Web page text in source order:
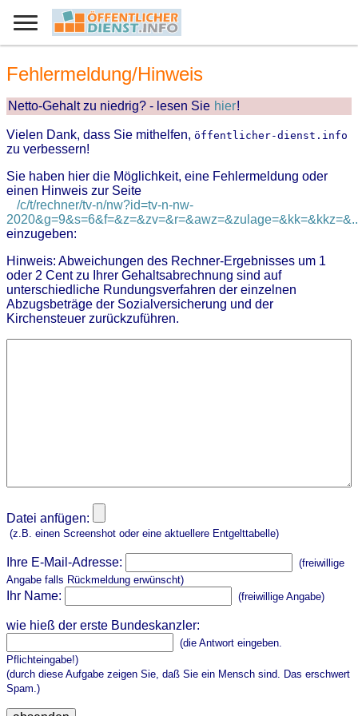
Fehlermeldung/Hinweis
Netto-Gehalt zu niedrig? - lesen Sie hier!
Vielen Dank, dass Sie mithelfen, öffentlicher-dienst.info
zu verbessern!
Sie haben hier die Möglichkeit, eine Fehlermeldung oder
einen Hinweis zur Seite
/c/t/rechner/tv-n/nw?id=tv-n-nw-
einzugeben:
Hinweis: Abweichungen des Rechner-Ergebnisses um 1
oder 2 Cent zu Ihrer Gehaltsabrechnung sind auf
unterschiedliche Rundungsverfahren der einzelnen
Abzugsbeträge der Sozialversicherung und der
Kirchensteuer zurückzuführen.
Datei anfügen:
(z.B. einen Screenshot oder eine aktuellere Entgelttabelle)
Ihre E-Mail-Adresse:
(freiwillige
Angabe falls Rückmeldung erwünscht)
Ihr Name: (freiwillige Angabe)
wie hieß der erste Bundeskanzler:
(die Antwort eingeben.
Pflichteingabe!)
(durch diese Aufgabe zeigen Sie, daß Sie ein Mensch sind. Das erschwert
Spam.)